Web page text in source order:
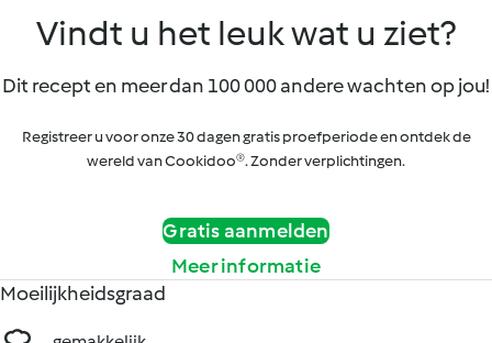
Vindt u het leuk wat u ziet?
Dit recept en meer dan 100 000 andere wachten op jou!
Registreer u voor onze 30 dagen gratis proefperiode en ontdek de
wereld van Cookidoo®. Zonder verplichtingen.
Gratis aanmelden
Meer informatie
Moeilijkheidsgraad